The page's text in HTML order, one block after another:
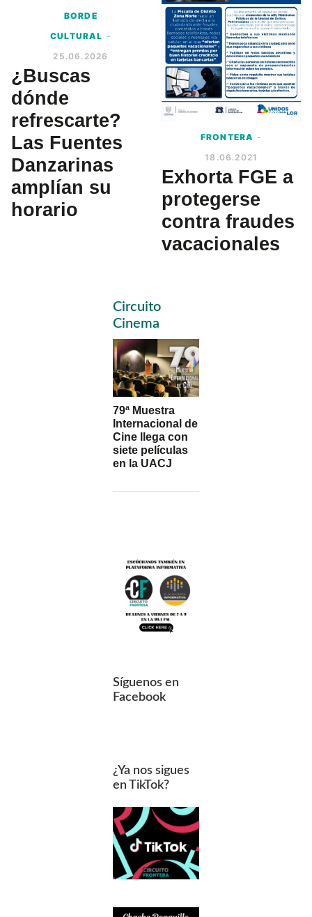
BORDE
CULTURAL -
25.06.2026
¿Buscas
dónde
refrescarte?
Las Fuentes
Danzarinas
amplían su
horario
FRONTERA -
18.06.2021
Exhorta FGE a
protegerse
contra fraudes
vacacionales
Primary
Sidebar
Circuito
Cinema
79ª Muestra
Internacional de
Cine llega con
siete películas
en la UACJ
Síguenos en
Facebook
¿Ya nos sigues
en TikTok?